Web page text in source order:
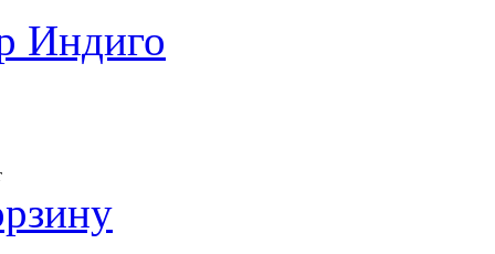
Индиго